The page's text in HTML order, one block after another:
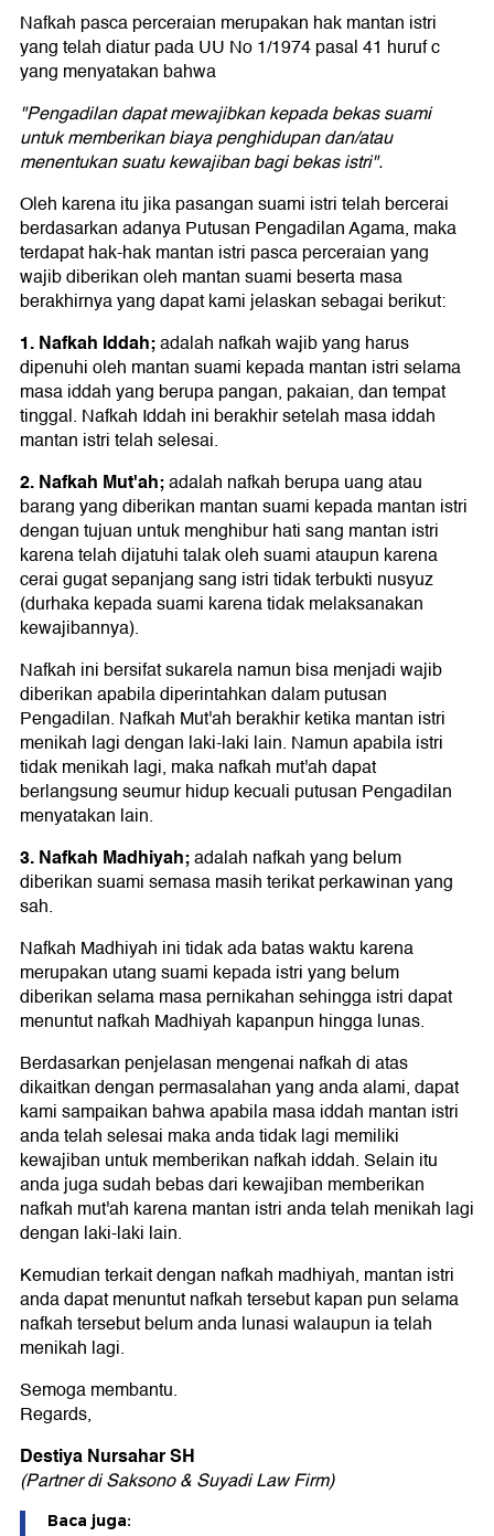
Nafkah pasca perceraian merupakan hak mantan istri
yang telah diatur pada UU No 1/1974 pasal 41 huruf c
yang menyatakan bahwa
"Pengadilan dapat mewajibkan kepada bekas suami
untuk memberikan biaya penghidupan dan/atau
menentukan suatu kewajiban bagi bekas istri".
Oleh karena itu jika pasangan suami istri telah bercerai
berdasarkan adanya Putusan Pengadilan Agama, maka
terdapat hak-hak mantan istri pasca perceraian yang
wajib diberikan oleh mantan suami beserta masa
berakhirnya yang dapat kami jelaskan sebagai berikut:
1. Nafkah Iddah;adalah nafkah wajib yang harus
dipenuhi oleh mantan suami kepada mantan istri selama
masa iddah yang berupa pangan, pakaian, dan tempat
tinggal. Nafkah Iddah ini berakhir setelah masa iddah
mantan istri telah selesai.
2. Nafkah Mut'ah;adalah nafkah berupa uang atau
barang yang diberikan mantan suami kepada mantan istri
dengan tujuan untuk menghibur hati sang mantan istri
karena telah dijatuhi talak oleh suami ataupun karena
cerai gugat sepanjang sang istri tidak terbukti nusyuz
(durhaka kepada suami karena tidak melaksanakan
kewajibannya).
Nafkah ini bersifat sukarela namun bisa menjadi wajib
diberikan apabila diperintahkan dalam putusan
Pengadilan. Nafkah Mut'ah berakhir ketika mantan istri
menikah lagi dengan laki-laki lain. Namun apabila istri
tidak menikah lagi, maka nafkah mut'ah dapat
berlangsung seumur hidup kecuali putusan Pengadilan
menyatakan lain.
3. Nafkah Madhiyah;adalah nafkah yang belum
diberikan suami semasa masih terikat perkawinan yang
sah.
Nafkah Madhiyah ini tidak ada batas waktu karena
merupakan utang suami kepada istri yang belum
diberikan selama masa pernikahan sehingga istri dapat
menuntut nafkah Madhiyah kapanpun hingga lunas.
Berdasarkan penjelasan mengenai nafkah di atas
dikaitkan dengan permasalahan yang anda alami, dapat
kami sampaikan bahwa apabila masa iddah mantan istri
anda telah selesai maka anda tidak lagi memiliki
kewajiban untuk memberikan nafkah iddah. Selain itu
anda juga sudah bebas dari kewajiban memberikan
nafkah mut'ah karena mantan istri anda telah menikah lagi
dengan laki-laki lain.
Kemudian terkait dengan nafkah madhiyah, mantan istri
anda dapat menuntut nafkah tersebut kapan pun selama
nafkah tersebut belum anda lunasi walaupun ia telah
menikah lagi.
Semoga membantu.
Regards,
Destiya Nursahar SH
(Partner di Saksono & Suyadi Law Firm)
Baca juga: